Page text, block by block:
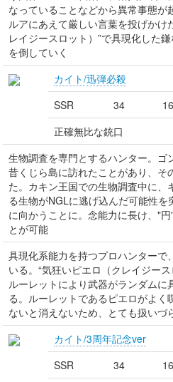
なっていることなどから異常事態が
ルアにあえて厳しい言葉を投げかけ
レイジースロット）”で具現化した
を倒していく
カイト/迅弾必殺
SSR
34
正確無比な銃口
生物調査を専門とするハンター。ゴ
昔くじら島に訪れたことがあり、そ
た。カキン王国での生物調査中に
る生物がNGLに逃げ込んだ可能性
に向かうことに。念能力に長け、"
とが可能
具現化系能力を持つプロハンターで
いる。“気狂いピエロ（クレイジー
ルーレットにより武器がランダムに
る。ルーレットであるピエロがよく
ないと消えないため、とても扱いづ
カイト/3周年記念ver
SSR
34